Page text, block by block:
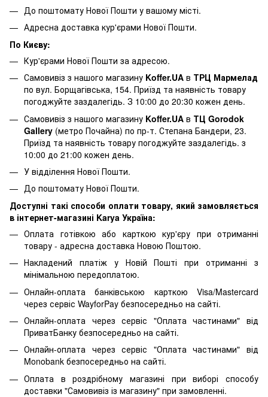
До поштомату Нової Пошти у вашому місті.
Адресна доставка кур'єрами Нової Пошти.
По Києву:
Кур'єрами Нової Пошти за адресою.
Самовивіз з нашого магазину Koffer.UA в ТРЦ Мармелад
по вул. Борщагівська, 154. Приїзд та наявність товару
погоджуйте заздалегідь. З 10:00 до 20:30 кожен день.
Самовивіз з нашого магазину Koffer.UA в ТЦ Gorodok
Gallery (метро Почайна) по пр-т. Степана Бандери, 23.
Приїзд та наявність товару погоджуйте заздалегідь. з
10:00 до 21:00 кожен день.
У відділення Нової Пошти.
До поштомату Нової Пошти.
Доступні такі способи оплати товару, який замовляється
в інтернет-магазині Karya Україна:
Оплата готівкою або карткою кур'єру при отриманні
товару - адресна доставка Новою Поштою.
Накладений платіж у Новій Пошті при отриманні з
мінімальною передоплатою.
Онлайн-оплата банківською карткою Visa/Mastercard
через сервіс WayforPay безпосередньо на сайті.
Онлайн-оплата через сервіс "Оплата частинами" від
ПриватБанку безпосередньо на сайті.
Онлайн-оплата через сервіс "Оплата частинами" від
Monobank безпосередньо на сайті.
Оплата в роздрібному магазині при виборі способу
доставки "Самовивіз із магазину" при замовленні.